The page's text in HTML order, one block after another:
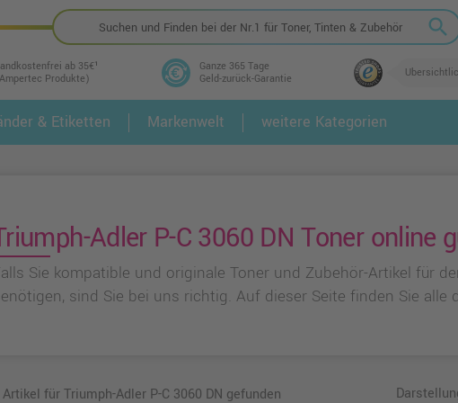
search
ab 35€¹
Produkte)
Ganze 365 Tage
Geld-zurück-Garantie
1. 2.
& Etiketten Markenwelt weitere Kategorien
Adler P-C 3060 DN Toner online
Sie kompatible und originale Toner und Zubehör-Artikel für
sind Sie bei uns richtig. Auf dieser Seite finden Sie alle
Artikel für Triumph-Adler P-C 3060 DN gefunden